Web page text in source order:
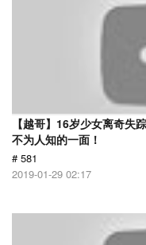
【越哥】16岁少女离奇失
不为人知的一面！
# 581
2019-01-29 02:17